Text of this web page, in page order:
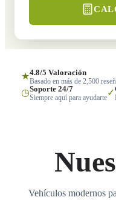
★4.8/5 Valoración
Basado en más de 2,500
◷Soporte 24/7
Siempre aquí para ayudarte✓
Vehículos modernos